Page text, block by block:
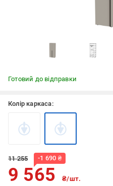
Готовий до відправки
Колір каркаса:
11 255 -1 690 ₴
9 565 ₴/шт.